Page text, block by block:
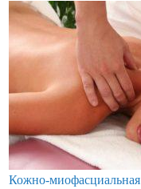
Кожно-миофасциальная